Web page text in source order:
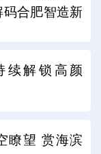
合肥智造新
续解锁高颜
瞭望 赏海滨